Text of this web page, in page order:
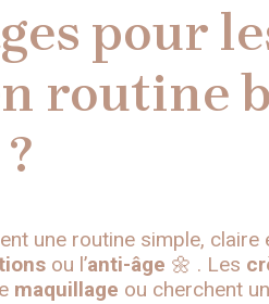
pour
routine
une routine simple,
ou l’anti-âge 🌼 . Les
maquillage ou cherchent